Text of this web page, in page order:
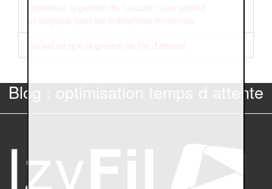
Optimiser la gestion de l'accueil : Une priorité
stratégique pour les entreprises modernes
Qu'est ce que la gestion de file d'attente
Blog : optimisation temps d attente